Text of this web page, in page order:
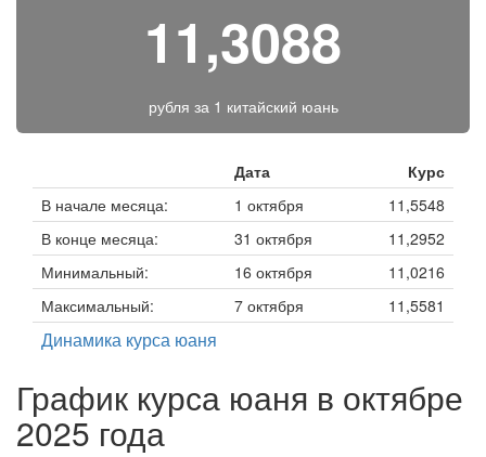
11,3088
рубля за 1 китайский юань
Дата
Курс
В начале месяца:
1 октября
11,5548
В конце месяца:
31 октября
11,2952
Минимальный:
16 октября
11,0216
Максимальный:
7 октября 11,5581
Динамика курса юаня
График курса юаня в октябре
2025 года